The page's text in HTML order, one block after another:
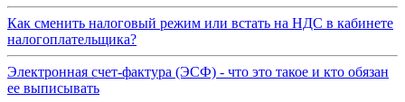
Как сменить налоговый режим или встать на НДС в кабинете
налогоплательщика?
Электронная счет-фактура (ЭСФ) - что это такое и кто обязан
ее выписывать